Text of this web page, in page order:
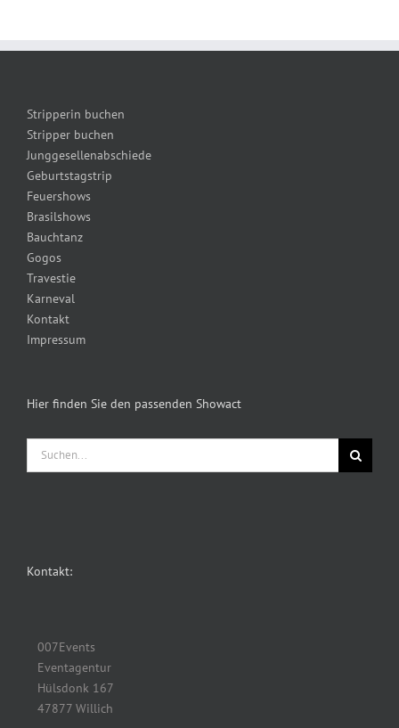
Stripperin buchen
Stripper buchen
Junggesellenabschiede
Geburtstagstrip
Feuershows
Brasilshows
Bauchtanz
Gogos
Travestie
Karneval
Kontakt
Impressum
Hier finden Sie den passenden Showact
Kontakt:
007Events
Eventagentur
Hülsdonk 167
47877 Willich